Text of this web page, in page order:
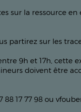
sur la ressource
partirez sur les
9h et 17h,
doivent être
17 77 98 ou